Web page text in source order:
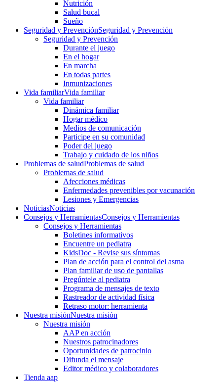
Nutrición
Salud bucal
Sueño
Seguridad y PrevenciónSeguridad y Prevención
Seguridad y Prevención
Durante el juego
En el hogar
En marcha
En todas partes
Inmunizaciones
Vida familiarVida familiar
Vida familiar
Dinámica familiar
Hogar médico
Medios de comunicación
Participe en su comunidad
Poder del juego
Trabajo y cuidado de los niños
Problemas de saludProblemas de salud
Problemas de salud
Afecciones médicas
Enfermedades prevenibles por vacunación
Lesiones y Emergencias
NoticiasNoticias
Consejos y HerramientasConsejos y Herramientas
Consejos y Herramientas
Boletines informativos
Encuentre un pediatra
KidsDoc - Revise sus síntomas
Plan de acción para el control del asma
Plan familiar de uso de pantallas
Pregúntele al pediatra
Programa de mensajes de texto
Rastre​​ador de activida​d física
Retraso motor: herramienta
Nuestra misiónNuestra misión
Nuestra misión
AAP en acción
Nuestros patrocinadores
Oportunidades de patrocinio
Difunda el mensaje
Editor médico y colaboradores
Tienda aap